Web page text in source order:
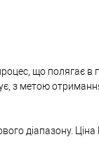
що полягає
з метою
діапазону.